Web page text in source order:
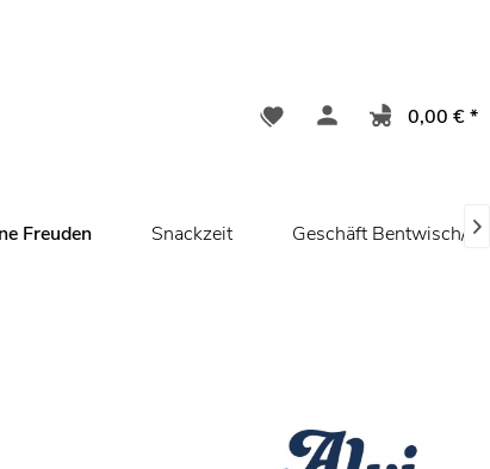
0,00 € *
Freuden Snackzeit Geschäft Bentwisch/ 